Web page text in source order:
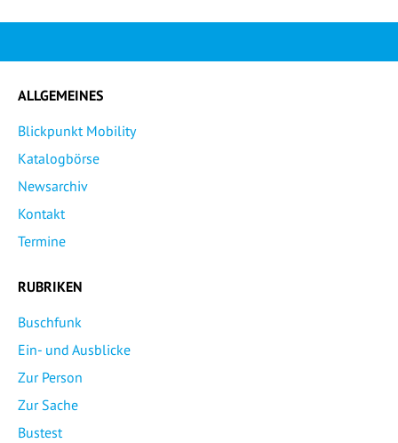
ALLGEMEINES
Blickpunkt Mobility
Katalogbörse
Newsarchiv
Kontakt
Termine
RUBRIKEN
Buschfunk
Ein- und Ausblicke
Zur Person
Zur Sache
Bustest